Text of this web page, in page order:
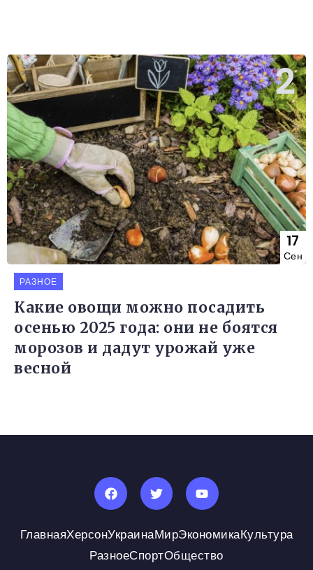
17
Сен
РАЗНОЕ
Какие овощи можно посадить
осенью 2025 года: они не боятся
морозов и дадут урожай уже
весной
ГлавнаяХерсонУкраинаМирЭкономикаКультура
РазноеСпортОбщество